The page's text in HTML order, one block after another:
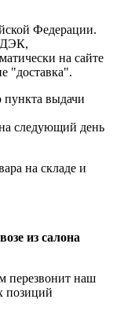
Федерации.
на сайте
"доставка".
выдачи
следующий день
на складе и
из салона
перезвонит наш
позиций